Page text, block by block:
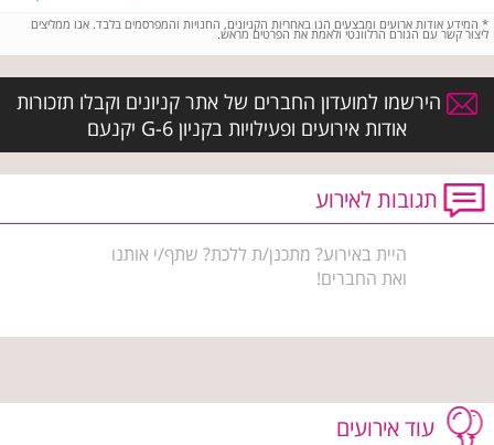
* המידע אודות ארועים ומבצעים הנו באחריות הקניונים, החנויות והמפרסמים בלבד. אנו ממליצים
ליצור קשר עם הגורם הרלוונטי ולאמת את הפרטים מראש.
הירשמו למועדון החברים של אתר קניונים וקבלו תזכורות
אודות אירועים ופעילויות בקניון G-6 יקנעם
תגובות לאירוע
היית באירוע? מתכנן/ת ללכת? שתף/י אותנו
ואת החברים!
עוד אירועים